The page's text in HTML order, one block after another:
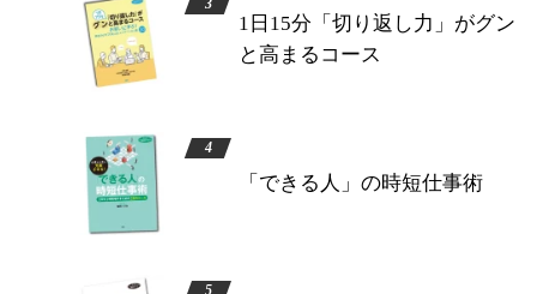
1日15分「切り返し力」がグン
と高まるコース
「できる人」の時短仕事術